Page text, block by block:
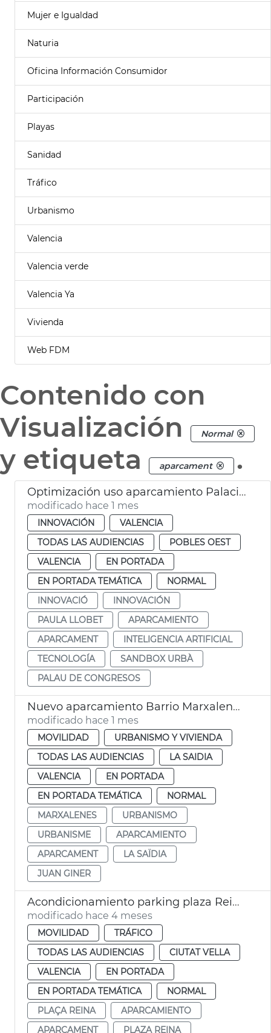
Mujer e Igualdad
Naturia
Oficina Información Consumidor
Participación
Playas
Sanidad
Tráfico
Urbanismo
Valencia
Valencia verde
Valencia Ya
Vivienda
Web FDM
Contenido con
Visualización
Normal
y etiqueta aparcament .
Optimización uso aparcamiento Palacio de Congresos por el Sandbox Urbà
modificado hace 1 mes
INNOVACIÓN
VALENCIA
TODAS LAS AUDIENCIAS
POBLES OEST
VALENCIA
EN PORTADA
EN PORTADA TEMÁTICA
NORMAL
INNOVACIÓ
INNOVACIÓN
PAULA LLOBET
APARCAMIENTO
APARCAMENT
INTELIGENCIA ARTIFICIAL
TECNOLOGÍA
SANDBOX URBÀ
PALAU DE CONGRESOS
Nuevo aparcamiento Barrio Marxalenes València
modificado hace 1 mes
MOVILIDAD
URBANISMO Y VIVIENDA
TODAS LAS AUDIENCIAS
LA SAIDIA
VALENCIA
EN PORTADA
EN PORTADA TEMÁTICA
NORMAL
MARXALENES
URBANISMO
URBANISME
APARCAMIENTO
APARCAMENT
LA SAÏDIA
JUAN GINER
Acondicionamiento parking plaza Reina València
modificado hace 4 meses
MOVILIDAD
TRÁFICO
TODAS LAS AUDIENCIAS
CIUTAT VELLA
VALENCIA
EN PORTADA
EN PORTADA TEMÁTICA
NORMAL
PLAÇA REINA
APARCAMIENTO
APARCAMENT
PLAZA REINA